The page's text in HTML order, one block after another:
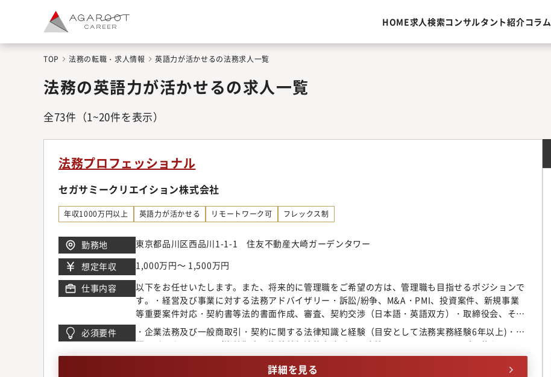
HOME求人検索コンサルタント紹介コラム
TOP 法務の転職・求人情報 英語力が活かせるの法務求人一覧
法務の英語力が活かせるの求人一覧
全73件 （1~20件を表示）
法務プロフェッショナル
セガサミークリエイション株式会社
年収1000万円以上 英語力が活かせる リモートワーク可 フレックス制
勤務地
東京都品川区西品川1-1-1 住友不動産大崎ガーデンタワー
想定年収
1,000万円～ 1,500万円
仕事内容
以下をお任せいたします。また、将来的に管理職をご希望の方は、管理職も目指せるポジションで
す。・経営及び事業に対する法務アドバイザリー・訴訟/紛争、M&A・PMI、投資案件、新規事業
等重要案件対応・契約書等法的書面作成、審査、契約交渉（日本語・英語双方）・取締役会、その
他セグメント意思決定会議体の運営支援・外部法律事務所の起用・マネジメント・その他法務業務
全般
必須要件
・企業法務及び一般商取引・契約に関する法律知識と経験（目安として法務実務経験6年以上)・英
語：ビジネスレベル（海外拠点・海外外部法律事務所との直接コミュニケーションが可能なレベ
ル）
詳細を見る